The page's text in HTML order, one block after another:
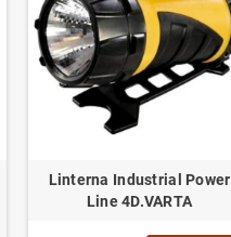
Linterna Industrial Power
Line 4D.VARTA